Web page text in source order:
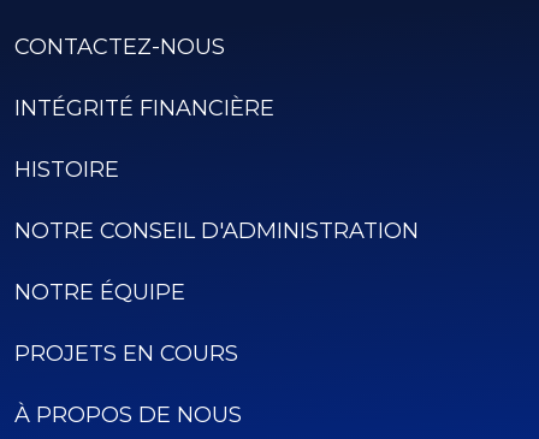
CONTACTEZ-NOUS
INTÉGRITÉ FINANCIÈRE
HISTOIRE
NOTRE CONSEIL D'ADMINISTRATION
NOTRE ÉQUIPE
PROJETS EN COURS
À PROPOS DE NOUS